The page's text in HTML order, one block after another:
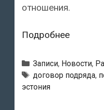
отношения.
ПодробнееВ
разница
между
Рубрики
Записи, Новости,
Тэги
договор подряда,
эстония